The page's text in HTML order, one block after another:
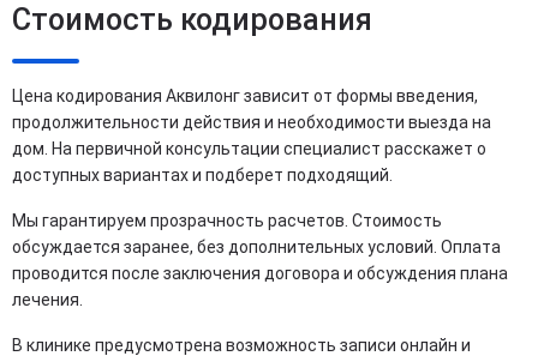
Стоимость кодирования
Цена кодирования Аквилонг зависит от формы введения,
продолжительности действия и необходимости выезда на
дом. На первичной консультации специалист расскажет о
доступных вариантах и подберет подходящий.
Мы гарантируем прозрачность расчетов. Стоимость
обсуждается заранее, без дополнительных условий. Оплата
проводится после заключения договора и обсуждения плана
лечения.
В клинике предусмотрена возможность записи онлайн и